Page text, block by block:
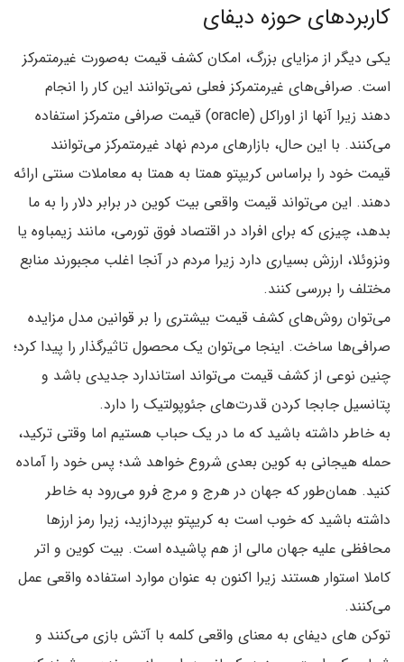
کاربردهای حوزه دیفای
یکی دیگر از مزایای بزرگ، امکان کشف قیمت به‌صورت غیرمتمرکز
است. صرافی‌های غیرمتمرکز فعلی نمی‌توانند این کار را انجام
دهند زیرا آنها از اوراکل (oracle) قیمت صرافی متمرکز استفاده
می‌کنند. با این حال، بازارهای مردم نهاد غیرمتمرکز می‌توانند
قیمت خود را براساس کریپتو همتا به همتا به معاملات سنتی ارائه
دهند. این می‌تواند قیمت واقعی بیت کوین در برابر دلار را به ما
بدهد، چیزی که برای افراد در اقتصاد فوق تورمی، مانند زیمباوه یا
ونزوئلا، ارزش بسیاری دارد زیرا مردم در آنجا اغلب مجبورند منابع
مختلف را بررسی کنند.
می‌توان روش‌های کشف قیمت بیشتری را بر قوانین مدل مزایده
صرافی‌ها ساخت. اینجا می‌توان یک محصول تاثیرگذار را پیدا کرد؛
چنین نوعی از کشف قیمت می‌تواند استاندارد جدیدی باشد و
پتانسیل جابجا کردن قدرت‌های جئوپولتیک را دارد.
به خاطر داشته باشید که ما در یک حباب هستیم اما وقتی ترکید،
حمله هیجانی به کوین بعدی شروع خواهد شد؛ پس خود را آماده
کنید. همان‌طور که جهان در هرج و مرج فرو می‌رود به خاطر
داشته باشید که خوب است به کریپتو بپردازید، زیرا رمز ارزها
محافظی علیه جهان مالی از هم پاشیده است. بیت کوین و اتر
کاملا استوار هستند زیرا اکنون به عنوان موارد استفاده واقعی عمل
می‌کنند.
توکن های دیفای به معنای واقعی کلمه با آتش بازی می‌کنند و